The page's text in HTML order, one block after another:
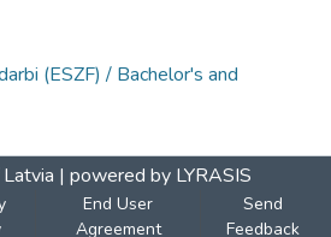
(ESZF) / Bachelor's and
| powered by LYRASIS
End User
Agreement
Send
Feedback